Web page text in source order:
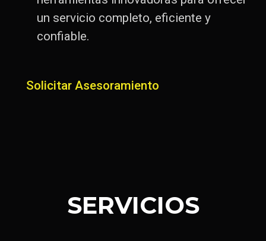
un servicio completo, eficiente y
confiable.
Solicitar Asesoramiento
SERVICIOS